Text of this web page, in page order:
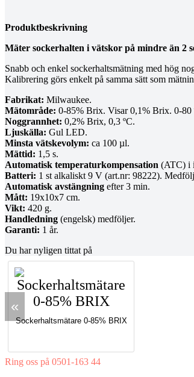
Produktbeskrivning
Mäter sockerhalten i vätskor på mindre än 2
Snabb och enkel sockerhaltsmätning med hög
Kalibrering görs enkelt på samma sätt som
Fabrikat: Milwaukee.
Mätområde: 0-85% Brix. Visar 0,1% Brix. 0-80
Noggrannhet: 0,2% Brix, 0,3 ºC.
Ljuskälla: Gul LED.
Minsta vätskevolym: ca 100 µl.
Mättid: 1,5 s.
Automatisk temperaturkompensation (ATC) i
Batteri: 1 st alkaliskt 9 V (art.nr: 98222).
Automatisk avstängning efter 3 min.
Mått: 19x10x7 cm.
Vikt: 420 g.
Handledning (engelsk) medföljer.
Garanti: 1 år.
Du har nyligen tittat på
«
Sockerhaltsmätare 0-85% BRIX
Ring oss på 0501-163 44